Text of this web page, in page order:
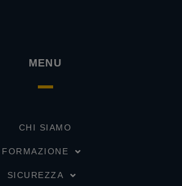
MENU
CHI SIAMO
FORMAZIONE
SICUREZZA